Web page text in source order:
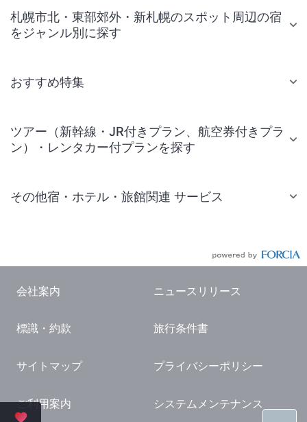
札幌市北・東部郊外・新札幌のスポット周辺の宿
をジャンル別に探す
おすすめ特集
ツアー（新幹線・JR付きプラン、航空券付きプラ
ン）・レンタカー付プランを探す
その他宿・ホテル・旅館関連 サービス
国内観光ガイド
旅行・観光情報
会社案内 ニュースリリース
標識・約款 旅行条件書
サイトマップ プライバシーポリシー
ご利用案内 システムメンテナンス